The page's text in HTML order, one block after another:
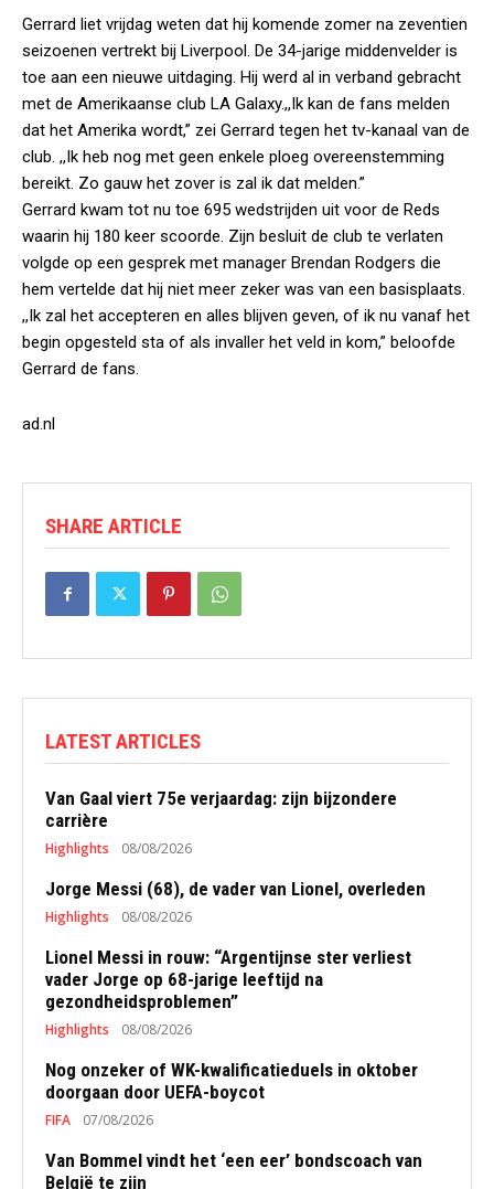
Gerrard liet vrijdag weten dat hij komende zomer na zeventien
seizoenen vertrekt bij Liverpool. De 34-jarige middenvelder is
toe aan een nieuwe uitdaging. Hij werd al in verband gebracht
met de Amerikaanse club LA Galaxy.,,Ik kan de fans melden
dat het Amerika wordt,” zei Gerrard tegen het tv-kanaal van de
club. ,,Ik heb nog met geen enkele ploeg overeenstemming
bereikt. Zo gauw het zover is zal ik dat melden.”
Gerrard kwam tot nu toe 695 wedstrijden uit voor de Reds
waarin hij 180 keer scoorde. Zijn besluit de club te verlaten
volgde op een gesprek met manager Brendan Rodgers die
hem vertelde dat hij niet meer zeker was van een basisplaats.
,,Ik zal het accepteren en alles blijven geven, of ik nu vanaf het
begin opgesteld sta of als invaller het veld in kom,” beloofde
Gerrard de fans.
ad.nl
SHARE ARTICLE
LATEST ARTICLES
Van Gaal viert 75e verjaardag: zijn bijzondere
carrière
Highlights 08/08/2026
Jorge Messi (68), de vader van Lionel, overleden
Highlights 08/08/2026
Lionel Messi in rouw: “Argentijnse ster verliest
vader Jorge op 68-jarige leeftijd na
gezondheidsproblemen”
Highlights 08/08/2026
Nog onzeker of WK-kwalificatieduels in oktober
doorgaan door UEFA-boycot
FIFA 07/08/2026
Van Bommel vindt het ‘een eer’ bondscoach van
België te zijn